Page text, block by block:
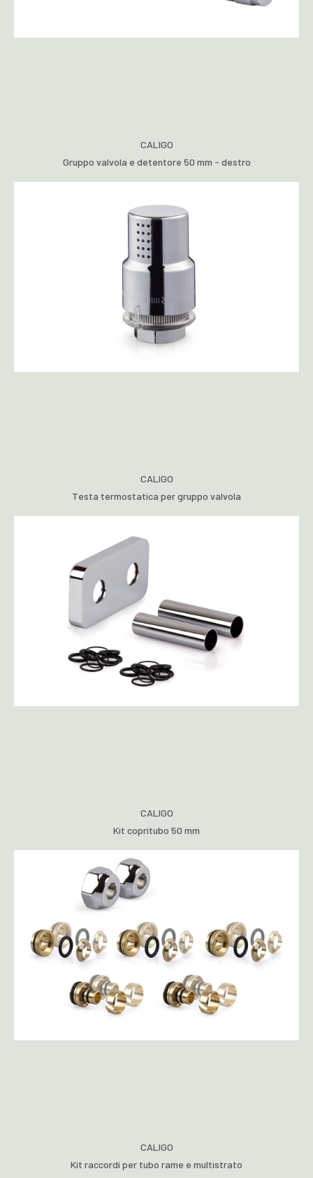
CALIGO
Gruppo valvola e detentore 50 mm - destro
CALIGO
Testa termostatica per gruppo valvola
CALIGO
Kit copritubo 50 mm
CALIGO
Kit raccordi per tubo rame e multistrato